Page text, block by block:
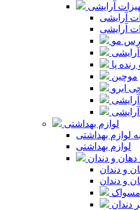
آرایشی
آرایشی
آرایشی
مو
آرایشی
پا
موچین
ابرو
لوازم بهداشتی
لوازم بهداشتی
لوازم بهداشتی
و دندان
و دندان
و دندان
مسواک
دندان